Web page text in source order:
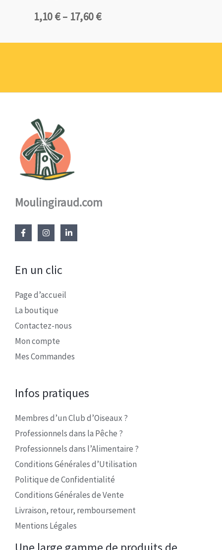
1,10€– 17,60€
Plage
prix :
Moulingiraud.com
En un clic
Page d’accueil
La boutique
Contactez-nous
Mon compte
Mes Commandes
Infos pratiques
Membres d’un Club d’Oiseaux ?
Professionnels dans la Pêche ?
Professionnels dans l’Alimentaire ?
Conditions Générales d’Utilisation
Politique de Confidentialité
Conditions Générales de Vente
Livraison, retour, remboursement
Mentions Légales